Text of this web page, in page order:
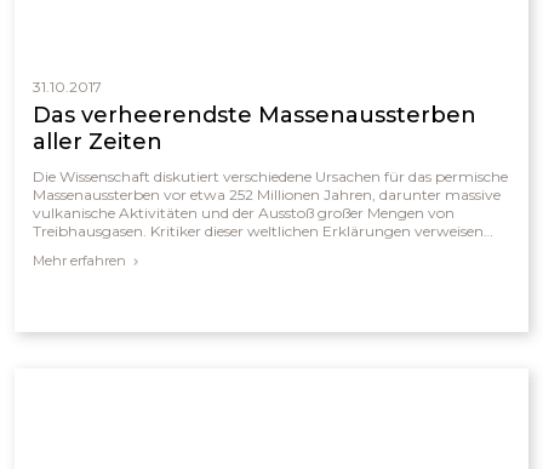
31.10.2017
Das verheerendste Massenaussterben
aller Zeiten
Die Wissenschaft diskutiert verschiedene Ursachen für das permische
Massenaussterben vor etwa 252 Millionen Jahren, darunter massive
vulkanische Aktivitäten und der Ausstoß großer Mengen von
Treibhausgasen. Kritiker dieser weltlichen Erklärungen verweisen
katastrophales Ereignis hindeuten, das sie mit dem biblischen
und Fossilien hinterließ.
Mehr erfahren